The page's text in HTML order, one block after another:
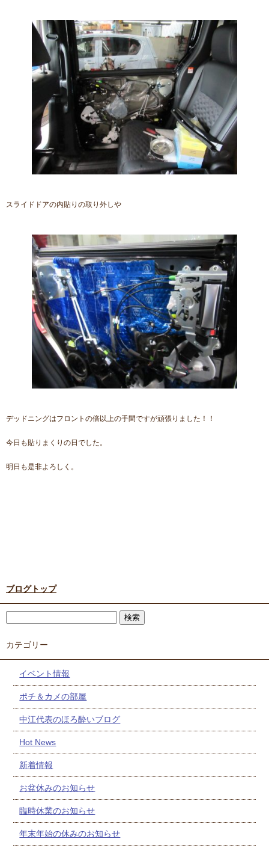
スライドドアの内貼りの取り外しや
デッドニングはフロントの倍以上の手間ですが頑張りました！！
今日も貼りまくりの日でした。
明日も是非よろしく。
ブログトップ
カテゴリー
イベント情報
ポチ＆カメの部屋
中江代表のほろ酔いブログ
Hot News
新着情報
お盆休みのお知らせ
臨時休業のお知らせ
年末年始の休みのお知らせ